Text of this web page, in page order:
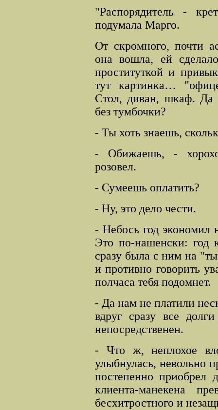
"Распорядитель -
подумала Марго.
От скромного, почти
она вошла, ей
проституткой и
тут картинка…
Стол, диван, шкаф. Да
без тумбочки?
- Ты хоть знаешь,
- Обижаешь, -
розовел.
- Сумеешь оплатить?
- Ну, это дело чести.
- Небось год экономил
Это по-нашенски: год
сразу была с ним на
и противно говорить
полчаса тебя подомнет.
- Да нам не платили
вдруг сразу все
непосредственен.
- Что ж, неплохое
улыбнулась, невольно
постепенно приобрел
клиента-манекена
бесхитростного и